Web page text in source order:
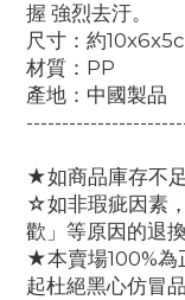
握 強烈去汙。
尺寸：約
材質：PP
產地：中國製品
★如商品庫存不
☆如非瑕疵因素
歡」等原因的退
★本賣場100%為
起杜絕黑心仿冒品